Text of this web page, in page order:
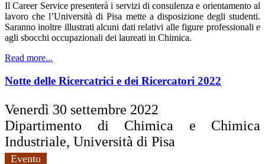
Il Career Service presenterà i servizi di consulenza e orientamento al
lavoro che l’Università di Pisa mette a disposizione degli studenti.
Saranno inoltre illustrati alcuni dati relativi alle figure professionali e
agli sbocchi occupazionali dei laureati in Chimica.
Read more...
Notte delle Ricercatrici e dei Ricercatori 2022
Venerdì 30 settembre 2022
Dipartimento di Chimica e Chimica
Industriale, Università di Pisa
Evento